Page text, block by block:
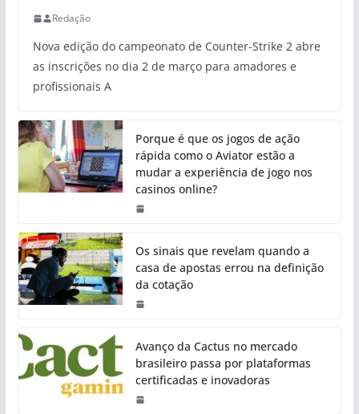
Redação
Nova edição do campeonato de Counter-Strike 2 abre
as inscrições no dia 2 de março para amadores e
profissionais A
Porque é que os jogos de ação
rápida como o Aviator estão a
mudar a experiência de jogo nos
casinos online?
Os sinais que revelam quando a
casa de apostas errou na definição
da cotação
Avanço da Cactus no mercado
brasileiro passa por plataformas
certificadas e inovadoras